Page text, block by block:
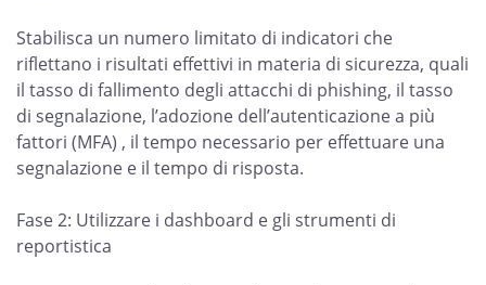
Stabilisca un numero limitato di indicatori che
riflettano i risultati effettivi in materia di sicurezza, quali
il tasso di fallimento degli attacchi di phishing, il tasso
di segnalazione, l’adozione dell’autenticazione a più
fattori (MFA) , il tempo necessario per effettuare una
segnalazione e il tempo di risposta.
Fase 2: Utilizzare i dashboard e gli strumenti di
reportistica